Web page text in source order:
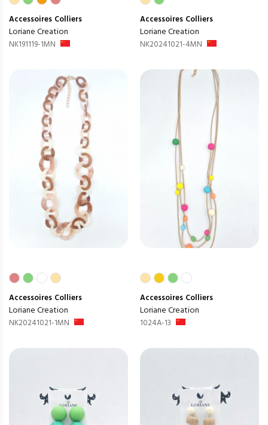
Accessoires Colliers
Loriane Creation
NK191119-1MN
Accessoires Colliers
Loriane Creation
NK20241021-4MN
Accessoires Colliers
Loriane Creation
NK20241021-1MN
Accessoires Colliers
Loriane Creation
1024A-13